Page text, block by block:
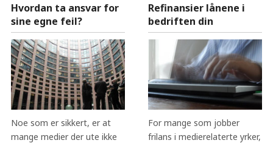
Hvordan ta ansvar for
sine egne feil?
Noe som er sikkert, er at
mange medier der ute ikke
Refinansier lånene i
bedriften din
For mange som jobber
frilans i medierelaterte yrker,